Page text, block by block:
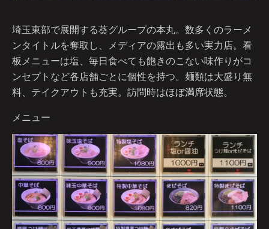
埼玉東部で展開する葵グループの本丸。数多くのラーメ
ンタイトルを奪取し、メディアの露出も多い実力店。看
板メニューは塩、毎日食べても飽きのこない味作りがコ
ンセプトなど各店舗ごとに個性を持つ。麺類は大盛り無
料、テイクアウトも充実。訪問時はほぼ満席状態。
メニュー